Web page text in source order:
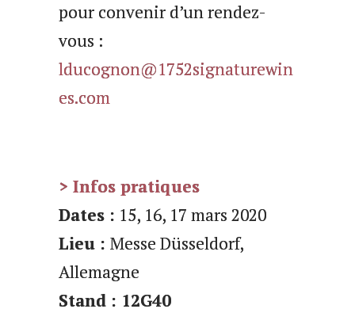
pour convenir d’un rendez-
vous :
lducognon@1752signaturewin
es.com
> Infos pratiques
Dates : 15, 16, 17 mars 2020
Lieu : Messe Düsseldorf,
Allemagne
Stand : 12G40